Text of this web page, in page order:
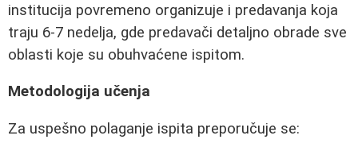
institucija povremeno organizuje i predavanja koja
traju 6-7 nedelja, gde predavači detaljno obrade sve
oblasti koje su obuhvaćene ispitom.
Metodologija učenja
Za uspešno polaganje ispita preporučuje se: